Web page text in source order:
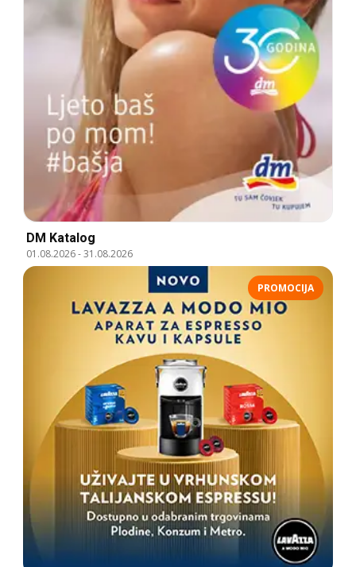
DM Katalog
01.08.2026-31.08.2026
PROMOCIJA